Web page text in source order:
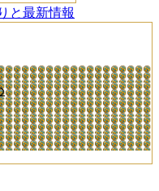
と最新情報